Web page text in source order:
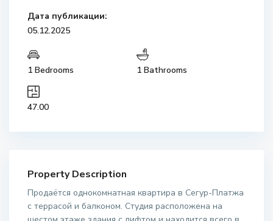
Дата публикации:
05.12.2025
1 Bedrooms 1 Bathrooms
47.00
Property Description
Продаётся однокомнатная квартира в Сегур-Платжа
с террасой и балконом. Студия расположена на